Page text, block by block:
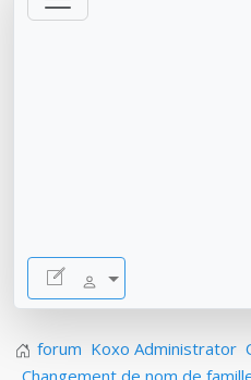
forum Koxo Administrator
Changement de nom de